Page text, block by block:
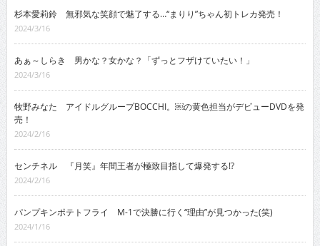
杉本愛莉鈴 無邪気な笑顔で魅了する…“まりり”ちゃん初トレカ発売！
2024/3/16
あぁ～しらき 男かな？女かな？「ずっとフザけていたい！」
2024/3/16
牧野みなた アイドルグループBOCCHI。￼の黄色担当がデビューDVDを発
売！
2024/2/16
センチネル 『月笑』年間王者が極致目指して爆発する!?
2024/2/16
パンプキンポテトフライ M-1で決勝に行く“理由”が見つかった(笑)
2024/1/16